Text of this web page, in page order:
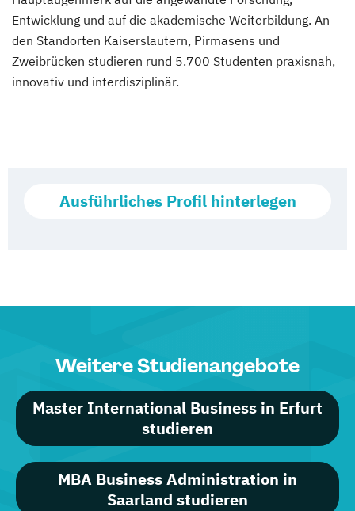
Entwicklung und auf die akademische Weiterbildung. An
den Standorten Kaiserslautern, Pirmasens und
Zweibrücken studieren rund 5.700 Studenten praxisnah,
innovativ und interdisziplinär.
Ausführliches Profil hinterlegen
Weitere Studienangebote
Master International Business in Erfurt
studieren
MBA Business Administration in
Saarland studieren